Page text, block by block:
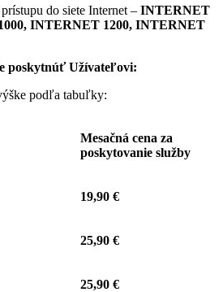
do siete Internet – INTERNET
INTERNET 1200, INTERNET
poskytnúť Užívateľovi:
podľa tabuľky:
Mesačná cena za
poskytovanie služby
19,90 €
25,90 €
25,90 €